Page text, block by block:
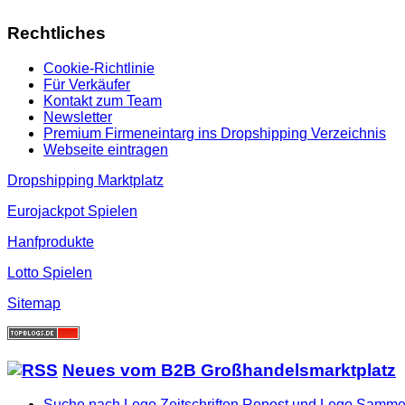
Rechtliches
Cookie-Richtlinie
Für Verkäufer
Kontakt zum Team
Newsletter
Premium Firmeneintarg ins Dropshipping Verzeichnis
Webseite eintragen
Dropshipping Marktplatz
Eurojackpot Spielen
Hanfprodukte
Lotto Spielen
Sitemap
Neues vom B2B Großhandelsmarktplatz